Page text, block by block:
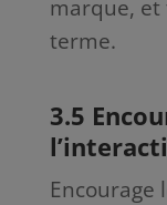
marque, et
terme.
3.5
Encourage